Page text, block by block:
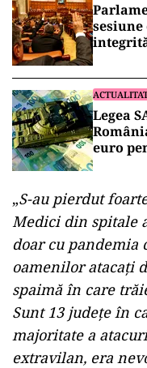
Legea
euro
„S-au pierdut
Medici din spitale
doar cu pandemia
oamenilor atacați
spaimă în care
Sunt 13 județe în
majoritate a
extravilan, era